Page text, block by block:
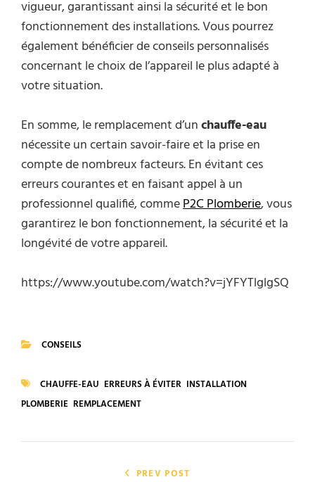
vigueur, garantissant ainsi la sécurité et le bon
fonctionnement des installations. Vous pourrez
également bénéficier de conseils personnalisés
concernant le choix de l’appareil le plus adapté à
votre situation.
En somme, le remplacement d’unchauffe-eau
nécessite un certain savoir-faire et la prise en
compte de nombreux facteurs. En évitant ces
erreurs courantes et en faisant appel à un
professionnel qualifié, commeP2C Plomberie, vous
garantirez le bon fonctionnement, la sécurité et la
longévité de votre appareil.
https://www.youtube.com/watch?v=jYFYTlglgSQ
CONSEILS
TAGS
CHAUFFE-EAU ERREURS À ÉVITER INSTALLATION
PLOMBERIE REMPLACEMENT
PREV POST